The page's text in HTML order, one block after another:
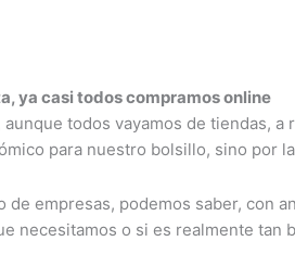
ya casi todos compramos online
aunque todos vayamos de tiendas,
para nuestro bolsillo, sino por
de empresas, podemos saber, con
necesitamos o si es realmente tan